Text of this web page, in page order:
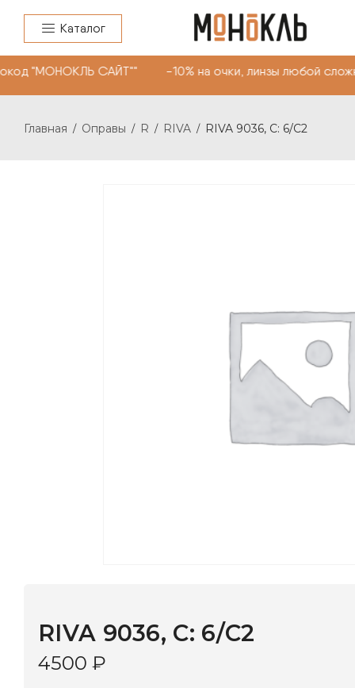
Каталог
САЙТ"" -10% на очки, линзы любой
Главная / Оправы / R / RIVA / RIVA 9036, С: 6/C2
3–5 дней | Промокод
В КОРЗИНУ